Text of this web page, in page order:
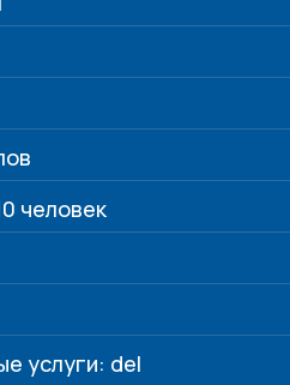
человек
услуги: del